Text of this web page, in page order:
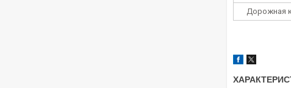
Дорожная